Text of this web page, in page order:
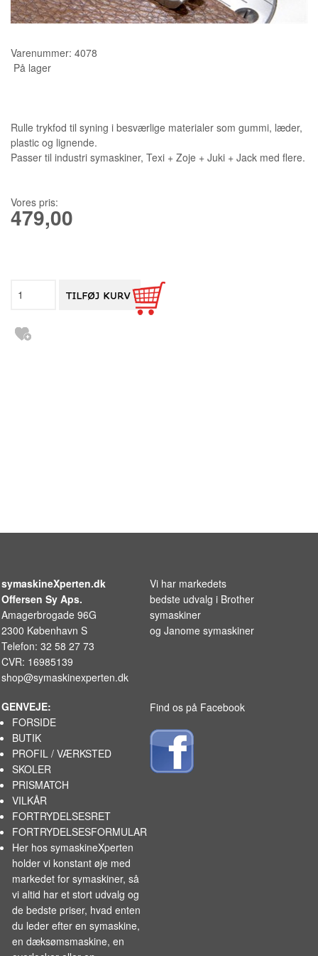
KURSER
SCANNCUT
Varenummer: 4078
På lager
Rulle trykfod til syning i besværlige materialer som gummi, læder,
plastic og lignende.
Passer til industri symaskiner, Texi + Zoje + Juki + Jack med flere.
Vores pris:
479,00
symaskineXperten.dk
Offersen Sy Aps.
Amagerbrogade 96G
2300 København S
Telefon: 32 58 27 73
CVR: 16985139
shop@symaskinexperten.dk
Vi har markedets
bedste udvalg i Brother
symaskiner
og Janome symaskiner
GENVEJE:
FORSIDE
BUTIK
PROFIL / VÆRKSTED
SKOLER
PRISMATCH
VILKÅR
FORTRYDELSESRET
FORTRYDELSESFORMULAR
Her hos symaskineXperten
holder vi konstant øje med
markedet forsymaskiner, så
vi altid har et stort udvalg og
de bedste priser, hvad enten
du leder efter en symaskine,
en dæksømsmaskine, en
Find os på Facebook